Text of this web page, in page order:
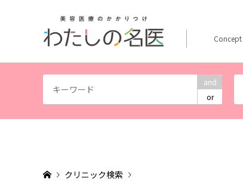
and
or
Concept
クリニック検索